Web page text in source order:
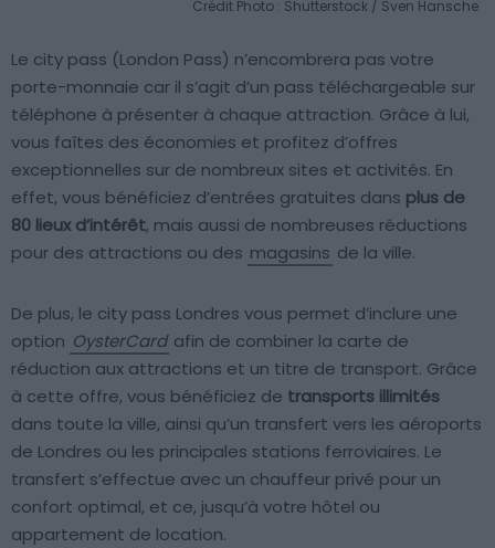
Crédit Photo : Shutterstock / Sven Hansche
Le city pass (London Pass) n’encombrera pas votre
porte-monnaie car il s’agit d’un pass téléchargeable sur
téléphone à présenter à chaque attraction. Grâce à lui,
vous faîtes des économies et profitez d’offres
exceptionnelles sur de nombreux sites et activités. En
effet, vous bénéficiez d’entrées gratuites dans plus de
80 lieux d’intérêt, mais aussi de nombreuses réductions
pour des attractions ou des magasins de la ville.
De plus, le city pass Londres vous permet d’inclure une
option OysterCard afin de combiner la carte de
réduction aux attractions et un titre de transport. Grâce
à cette offre, vous bénéficiez de transports illimités
dans toute la ville, ainsi qu’un transfert vers les aéroports
de Londres ou les principales stations ferroviaires. Le
transfert s’effectue avec un chauffeur privé pour un
confort optimal, et ce, jusqu’à votre hôtel ou
appartement de location.